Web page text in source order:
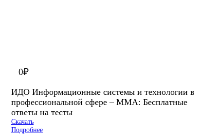
0₽
ИДО Информационные системы и технологии в
профессиональной сфере – ММА: Бесплатные
ответы на тесты
Скачать
Подробнее